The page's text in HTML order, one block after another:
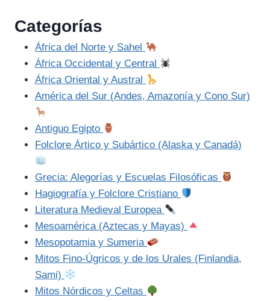
Categorías
África del Norte y Sahel
África Occidental y Central
África Oriental y Austral
América del Sur (Andes, Amazonía y Cono Sur)
Antiguo Egipto
Folclore Ártico y Subártico (Alaska y Canadá)
Grecia: Alegorías y Escuelas Filosóficas
Hagiografía y Folclore Cristiano
Literatura Medieval Europea
Mesoamérica (Aztecas y Mayas)
Mesopotamia y Sumeria
Mitos Fino-Úgricos y de los Urales (Finlandia,
Sami)
Mitos Nórdicos y Celtas